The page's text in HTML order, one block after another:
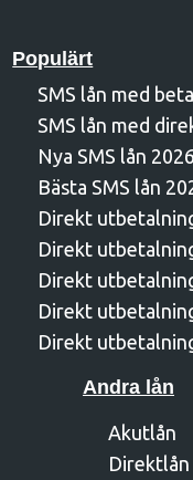
Populärt
SMS lån med
SMS lån med
Nya SMS lån 2026
Bästa SMS lån
Direkt
Direkt
Direkt
Direkt
Direkt
Andra lån
Akutlån
Direktlån